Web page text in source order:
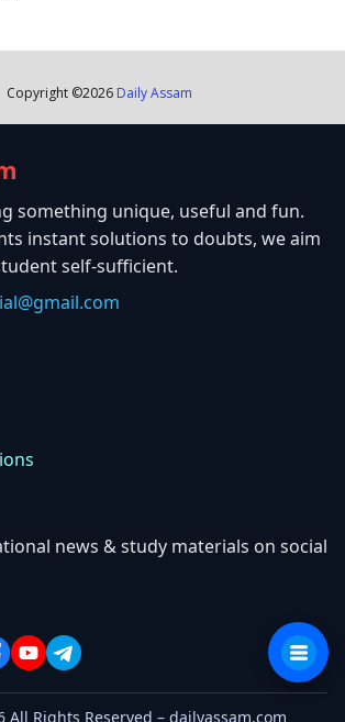
Copyright ©2026 Daily Assam
something unique, useful and fun.
instant solutions to doubts, we aim
self-sufficient.
news & study materials on social
All Rights Reserved – dailyassam.com